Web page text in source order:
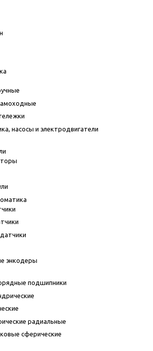
насосы и электродвигатели
энкодеры
подшипники
радиальные
сферические